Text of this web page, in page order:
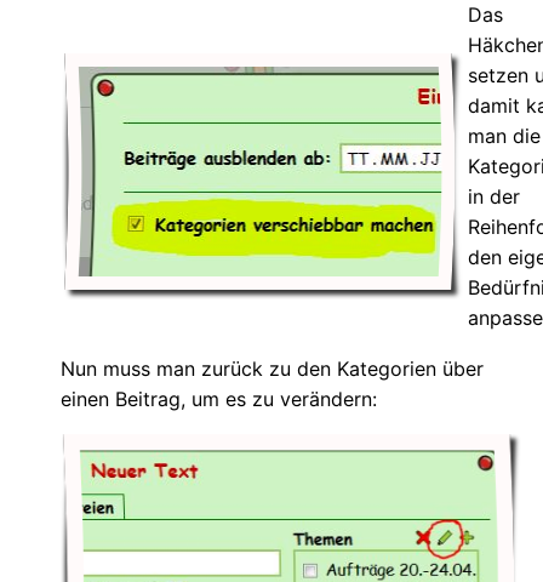
Das
setzen
damit
man die
in der
den
Nun muss man zurück zu den Kategorien über
einen Beitrag, um es zu verändern: